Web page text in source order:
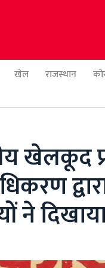
खेल राजस्थान
खेलकूद
ने